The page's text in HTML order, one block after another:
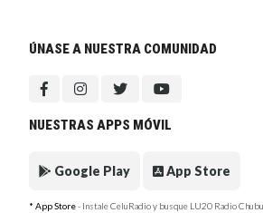
ÚNASE A NUESTRA COMUNIDAD
NUESTRAS APPS MÓVIL
Google Play App Store
* App Store- Instale CeluRadio y busque LU20 Radio